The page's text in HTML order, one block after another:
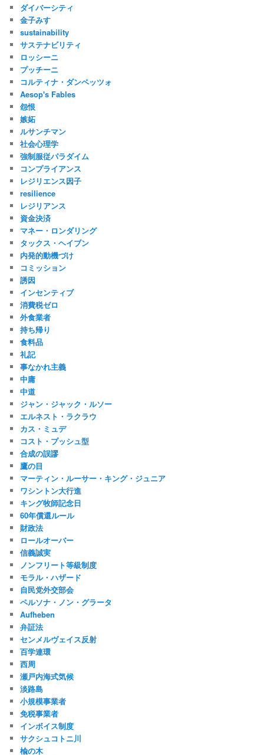
ダイバーシティ
金子みすゞ
sustainability
サステナビリティ
ロッシーニ
プッチーニ
コルティナ・ダンペッツォ
Aesop's Fables
怨恨
嫉妬
ルサンチマン
社会心理学
強制服従パラダイム
コンプライアンス
レジリエンス因子
resilience
レジリアンス
資金決済
マネー・ロンダリング
タックス・ヘイブン
内発的動機づけ
コミッション
誘因
インセンティブ
消費税ゼロ
外食業者
持ち帰り
食料品
礼記
事なかれ主義
中庸
中道
ジャン・ジャック・ルソー
エルネスト・ラクラウ
カス・ミュデ
コスト・プッシュ型
合成の誤謬
鷹の目
マーティン・ルーサー・キング・ジュニア
ワシントン大行進
キング牧師記念日
60年償還ルール
財政法
ロールオーバー
信義誠実
ノンフリート等級制度
モラル・ハザード
自民党外交部会
ペルソナ・ノン・グラータ
Aufheben
弁証法
センメルヴェイス反射
百学連環
西周
瀬戸内海式気候
淡路島
小規模事業者
免税事業者
インボイス制度
サクシュコトニ川
楡の木